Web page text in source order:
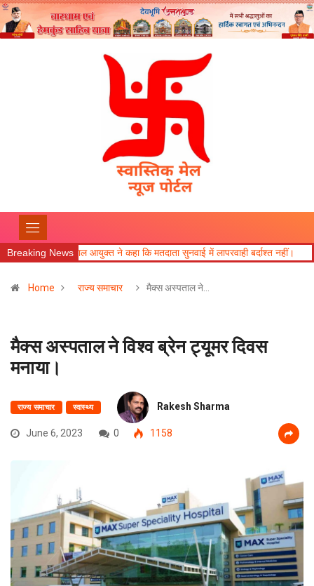
Breaking News
गढ़वाल आयुक्त ने कहा कि मतदाता सुनवाई में लापरवाही बर्दाश्त नहीं। खेल महाकुंभ
Home राज्य समाचार मैक्स अस्पताल ने…
मैक्स अस्पताल ने विश्व ब्रेन ट्यूमर दिवस
मनाया।
राज्य समाचार स्वास्थ्य Rakesh Sharma
June 6, 2023 0 1158